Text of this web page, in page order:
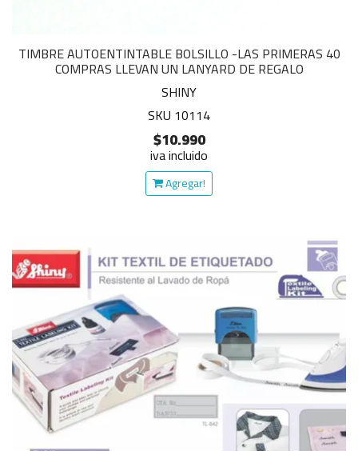
TIMBRE AUTOENTINTABLE BOLSILLO -LAS PRIMERAS 40
COMPRAS LLEVAN UN LANYARD DE REGALO
SHINY
SKU 10114
$10.990
iva incluido
Agregar!